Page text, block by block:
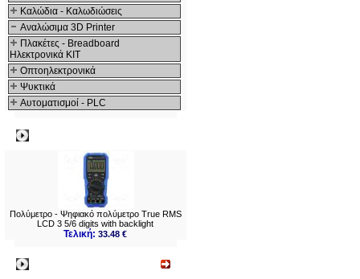
Καλώδια - Καλωδιώσεις
Αναλώσιμα 3D Printer
Πλακέτες - Breadboard
Ηλεκτρονικά ΚΙΤ
Οπτοηλεκτρονικά
Ψυκτικά
Αυτοματισμοί - PLC
Πολύμετρο - Ψηφιακό πολύμετρο True RMS
LCD 3 5/6 digits with backlight
Τελική:33.48 €